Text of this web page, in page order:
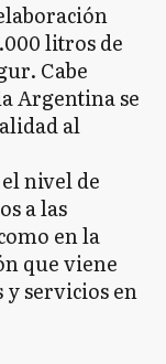
litros de
Cabe
Argentina se
al
nivel de
a las
en la
que viene
servicios en